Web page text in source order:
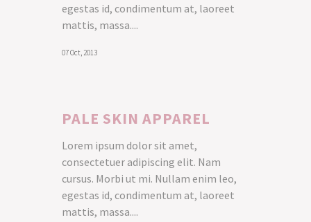
egestas id, condimentum at, laoreet
mattis, massa....
07 Oct, 2013
PALE SKIN APPAREL
Lorem ipsum dolor sit amet,
consectetuer adipiscing elit. Nam
cursus. Morbi ut mi. Nullam enim leo,
egestas id, condimentum at, laoreet
mattis, massa....